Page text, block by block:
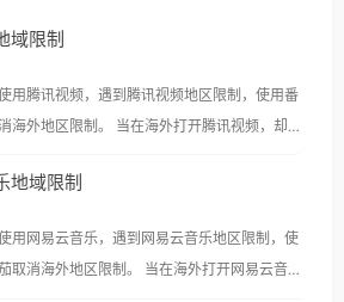
域限制
用腾讯视频，遇到腾讯视频地区限制，使用番
区限制。 当在海外打开腾讯视频，却突
、美国、加拿
音乐平台一样，出现地区及版权限制问题，且
大陆地区播放。 遇到这个问题的朋友们，
地域限制
用网易云音乐，遇到网易云音乐地区限制，使
海外地区限制。 当在海外打开网易云音